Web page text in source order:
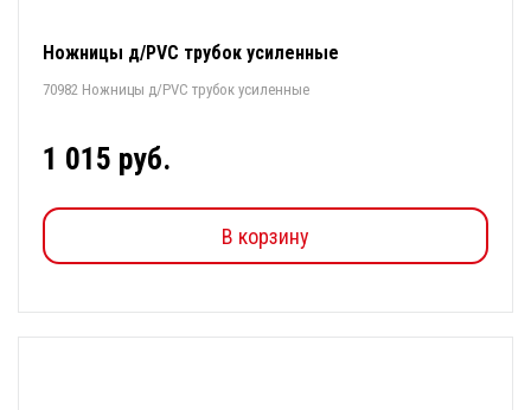
Ножницы д/PVC трубок усиленные
70982 Ножницы д/PVC трубок усиленные
1 015 руб.
В корзину